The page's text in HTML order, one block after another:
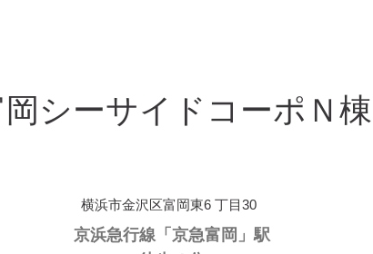
岡シーサイドコーポＮ棟
横浜市金沢区富岡東6 丁目30
京浜急行線「京急富岡」駅